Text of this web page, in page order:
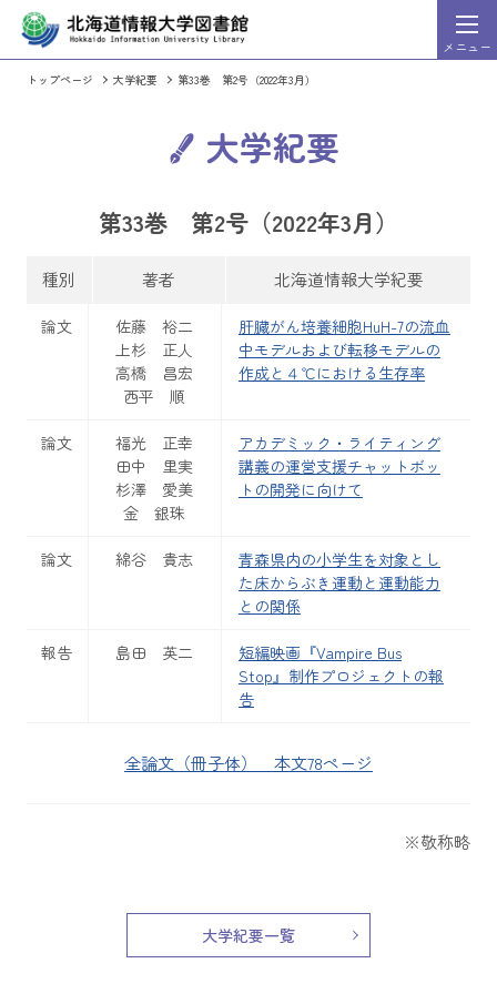
メニュー
トップページ 大学紀要 第33巻 第2号（2022年3月）
大学紀要
第33巻 第2号（2022年3月）
種別 著者 北海道情報大学紀要
論文
佐藤 裕二
上杉 正人
高橋 昌宏
西平 順
肝臓がん培養細胞HuH-7の流血
中モデルおよび転移モデルの
作成と４℃における生存率
論文
福光 正幸
田中 里実
杉澤 愛美
金 銀珠
アカデミック・ライティング
講義の運営支援チャットボッ
トの開発に向けて
論文 綿谷 貴志
青森県内の小学生を対象とし
た床からぶき運動と運動能力
との関係
報告 島田 英二
短編映画『Vampire Bus
Stop』制作プロジェクトの報
告
全論文（冊子体） 本文78ページ
※敬称略
大学紀要一覧
検索
HIU Discovery利用ガイド
刊東洋経済」「一橋ビジネスレビュー」など、東洋経
ジネス・企業情報誌を検索・閲覧することができるサ
情報処理学会発行の出版物のうち会誌
論文集、英文誌の全文を収録。発行後
スになっています。